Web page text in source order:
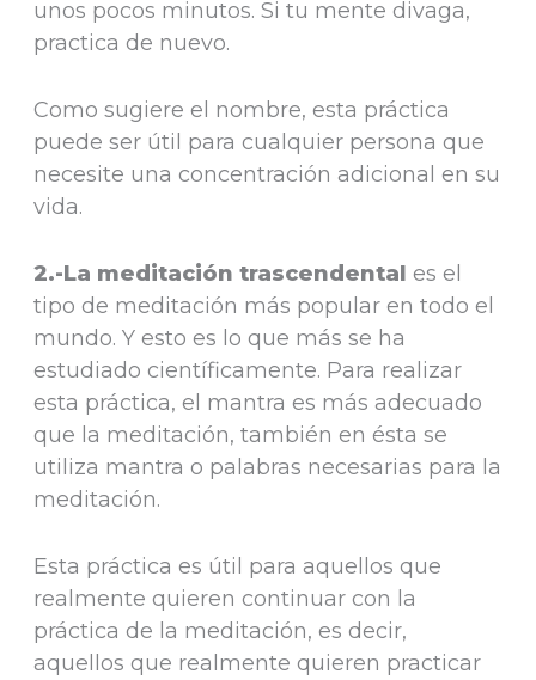
unos pocos minutos. Si tu mente divaga,
practica de nuevo.
Como sugiere el nombre, esta práctica
puede ser útil para cualquier persona que
necesite una concentración adicional en su
vida.
2.-La meditación trascendental es el
tipo de meditación más popular en todo el
mundo. Y esto es lo que más se ha
estudiado científicamente. Para realizar
esta práctica, el mantra es más adecuado
que la meditación, también en ésta se
utiliza mantra o palabras necesarias para la
meditación.
Esta práctica es útil para aquellos que
realmente quieren continuar con la
práctica de la meditación, es decir,
aquellos que realmente quieren practicar